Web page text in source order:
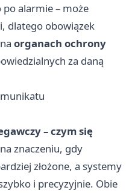
po alarmie – może
dlatego obowiązek
organach ochrony
za daną
– czym się
znaczeniu, gdy
złożone, a systemy
i precyzyjnie. Obie